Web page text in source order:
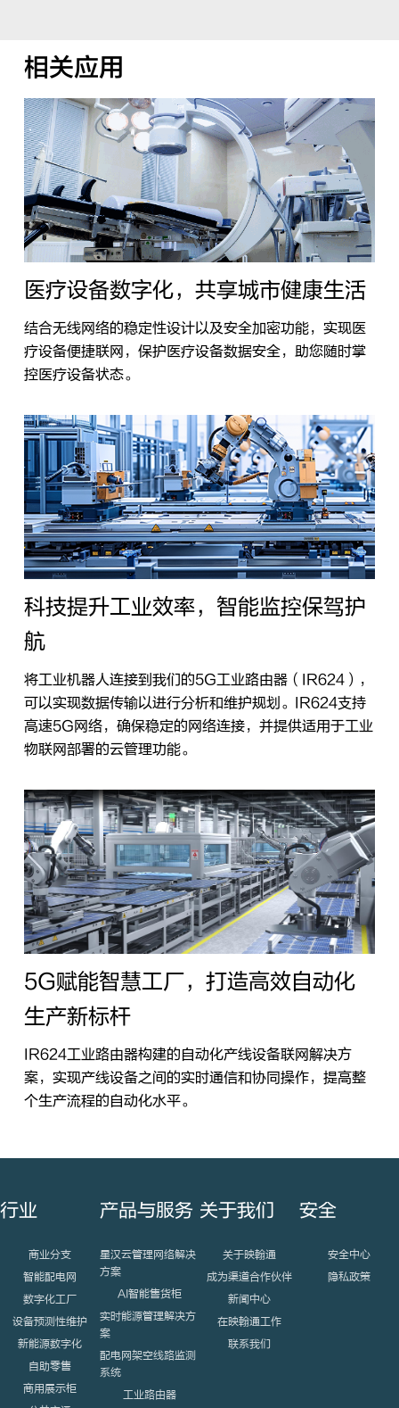
相关应用
医疗设备数字化，共享城市健康生活
结合无线网络的稳定性设计以及安全加密功能，实现医
疗设备便捷联网，保护医疗设备数据安全，助您随时掌
控医疗设备状态。
科技提升工业效率，智能监控保驾护
航
将工业机器人连接到我们的5G工业路由器（IR624），
可以实现数据传输以进行分析和维护规划。IR624支持
高速5G网络，确保稳定的网络连接，并提供适用于工业
物联网部署的云管理功能。
5G赋能智慧工厂，打造高效自动化
生产新标杆
IR624工业路由器构建的自动化产线设备联网解决方
案，实现产线设备之间的实时通信和协同操作，提高整
个生产流程的自动化水平。
行业
商业分支
智能配电网
数字化工厂
设备预测性维护
新能源数字化
自助零售
商用展示柜
产品与服务
星汉云管理网络解决
方案
AI智能售货柜
实时能源管理解决方
案
配电网架空线路监测
系统
工业路由器
关于我们
关于映翰通
成为渠道合作伙伴
新闻中心
在映翰通工作
联系我们
安全
安全中心
隐私政策